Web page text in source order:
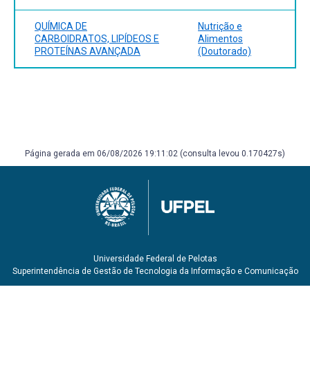
QUÍMICA DE
CARBOIDRATOS, LIPÍDEOS E
PROTEÍNAS AVANÇADA
Nutrição e
Alimentos
(Doutorado)
Página gerada em 06/08/2026 19:11:02 (consulta levou 0.170427s)
Universidade Federal de Pelotas
Superintendência de Gestão de Tecnologia da Informação e Comunicação